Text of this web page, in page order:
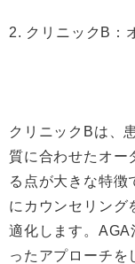
2. クリニックB：
クリニックBは、
質に合わせたオー
る点が大きな特徴
にカウンセリング
適化します。AGA
ったアプローチを